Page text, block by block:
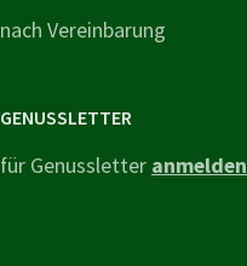
nach Vereinbarung
GENUSSLETTER
für Genussletter anmelden